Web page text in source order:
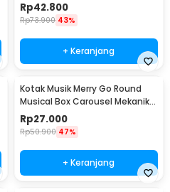
LX013
Rp42.800
Rp73.900 43%
+ Keranjang
Kotak Musik Merry Go Round
Musical Box Carousel Mekanikal
- HD-Y02
Rp27.000
Rp50.900 47%
+ Keranjang